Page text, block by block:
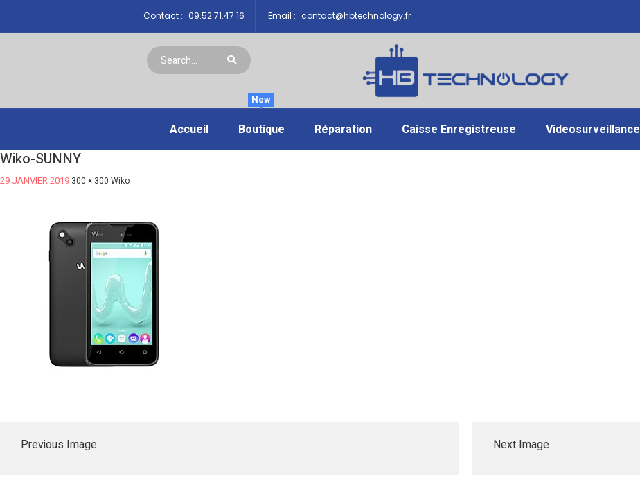
Contact : 09.52.71.47.16 Email : contact@hbtechnology.fr
Accueil Boutique
New
Réparation Caisse Enregistreuse Videosurveillance
Wiko-SUNNY
29 JANVIER 2019 300 × 300 Wiko
Previous Image Next Image